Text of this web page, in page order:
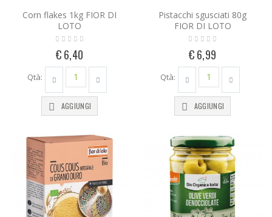
Corn flakes 1kg FIOR DI
LOTO
€ 6,40
Qtà:
AGGIUNGI
Pistacchi sgusciati 80g
FIOR DI LOTO
€ 6,99
Qtà:
AGGIUNGI